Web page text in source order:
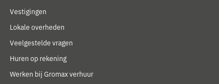
Vestigingen
Lokale overheden
Veelgestelde vragen
Huren op rekening
Werken bij Gromax verhuur